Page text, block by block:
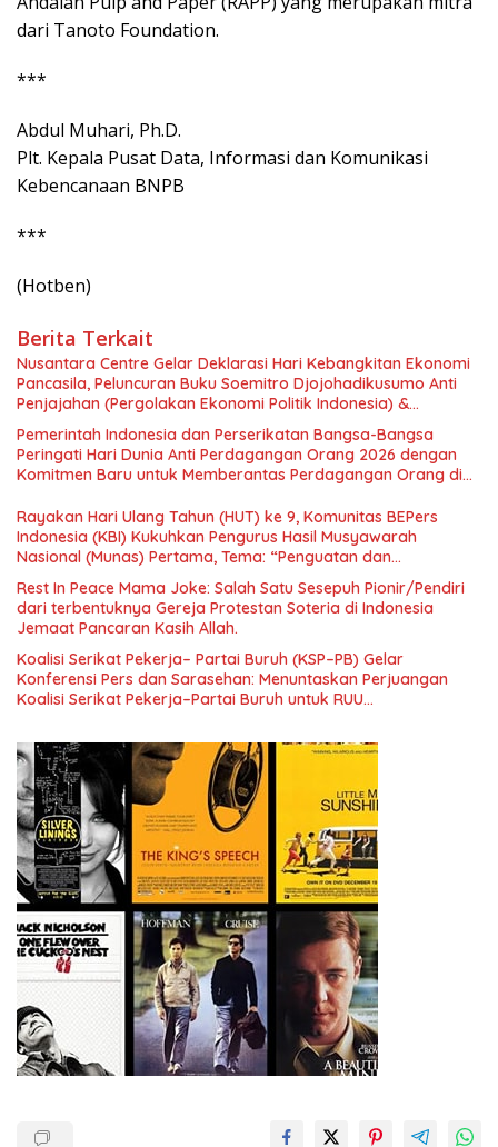
dari Tanoto Foundation.
***
Abdul Muhari, Ph.D.
Plt. Kepala Pusat Data, Informasi dan Komunikasi
Kebencanaan BNPB
***
(Hotben)
Berita Terkait
Nusantara Centre Gelar Deklarasi Hari Kebangkitan Ekonomi
Pancasila, Peluncuran Buku Soemitro Djojohadikusumo Anti
Penjajahan (Pergolakan Ekonomi Politik Indonesia) &
Simposium Nasional “Urgensi Undang-Undang Perekonomian
Nasional dan Kesejahteraan Sosial dalam Menata Bangsa
Menuju Indonesia Emas 2045”,
Pemerintah Indonesia dan Perserikatan Bangsa-Bangsa
Peringati Hari Dunia Anti Perdagangan Orang 2026 dengan
Komitmen Baru untuk Memberantas Perdagangan Orang di
Rayakan Hari Ulang Tahun (HUT) ke 9, Komunitas BEPers
Indonesia (KBI) Kukuhkan Pengurus Hasil Musyawarah
Nasional (Munas) Pertama, Tema: “Penguatan dan
Pengembangan Organisasi KBI yang Berbasis Riset di seluruh
Indonesia dan Mancanegara”.
Rest In Peace Mama Joke: Salah Satu Sesepuh Pionir/Pendiri
dari terbentuknya Gereja Protestan Soteria di Indonesia
Jemaat Pancaran Kasih Allah.
Koalisi Serikat Pekerja– Partai Buruh (KSP–PB) Gelar
Konferensi Pers dan Sarasehan: Menuntaskan Perjuangan
Koalisi Serikat Pekerja–Partai Buruh untuk RUU